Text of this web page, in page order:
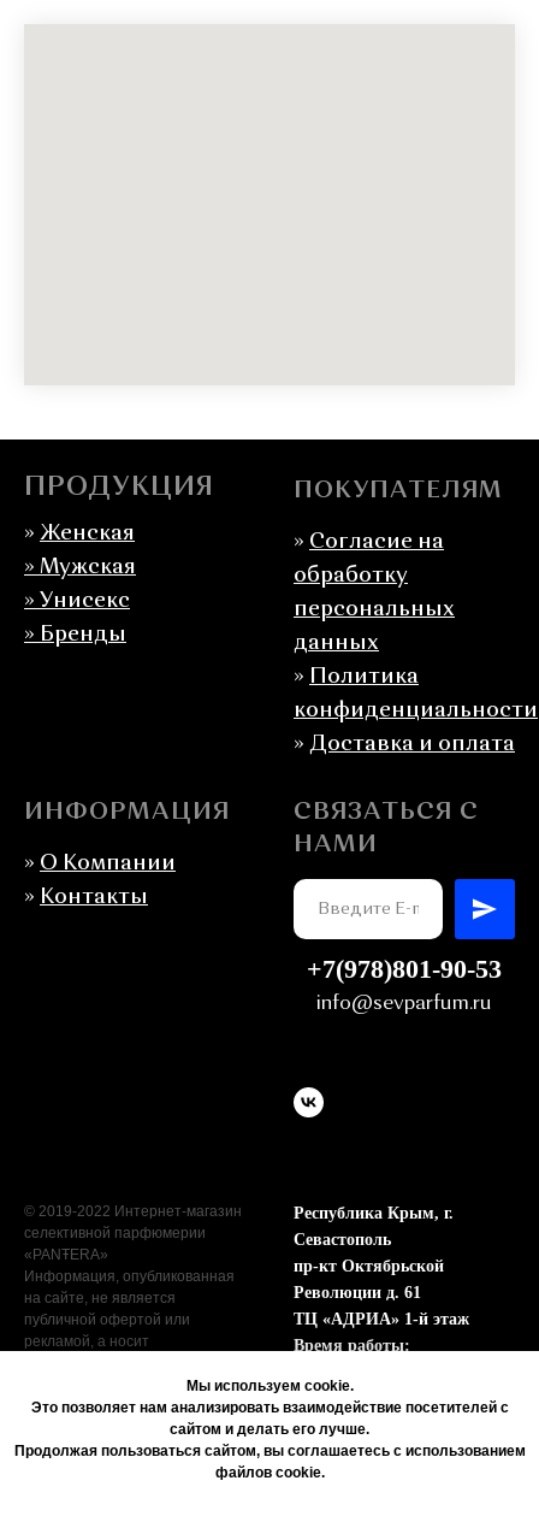
ПРОДУКЦИЯ
» Женская
» Мужская
» Унисекс
» Бренды
ПОКУПАТЕЛЯМ
» Согласие на
обработку
персональных
данных
»
Политика
конфиденциальности
» Доставка и оплата
ИНФОРМАЦИЯ
» О Компании
» Контакты
СВЯЗАТЬСЯ С
НАМИ
+7(978)801-90-53
info@sevparfum.ru
© 2019-2022 Интернет-магазин
селективной парфюмерии
«PANŦERA»
Информация, опубликованная
на сайте, не является
публичной офертой или
рекламой, а носит
Республика Крым, г.
Севастополь
пр-кт Октябрьской
Революции д. 61
ТЦ «АДРИА» 1-й этаж
Время работы:
Вс с 9:00 до 17:00
Мы используем cookie.
Это позволяет нам анализировать взаимодействие посетителей с
сайтом и делать его лучше.
Продолжая пользоваться сайтом, вы соглашаетесь с использованием
файлов cookie.